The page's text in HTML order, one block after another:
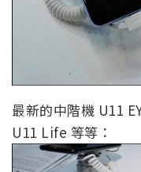
最新的中階機 U11
U11 Life 等等：